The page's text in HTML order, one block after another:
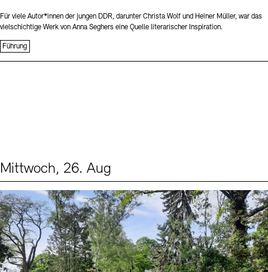
Für viele Autor*innen der jungen DDR, darunter Christa Wolf und Heiner Müller, war das
vielschichtige Werk von Anna Seghers eine Quelle literarischer Inspiration.
Führung
Mittwoch, 26. Aug